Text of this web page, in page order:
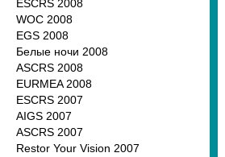
ESCRS 2008
WOC 2008
EGS 2008
Белые ночи 2008
ASCRS 2008
EURMEA 2008
ESCRS 2007
AIGS 2007
ASCRS 2007
Restor Your Vision 2007